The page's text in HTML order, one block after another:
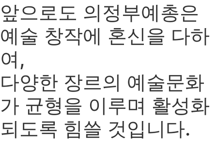
앞으로도 의정부예총은
예술 창작에 혼신을 다하
여,
다양한 장르의 예술문화
가 균형을 이루며 활성화
되도록 힘쓸 것입니다.